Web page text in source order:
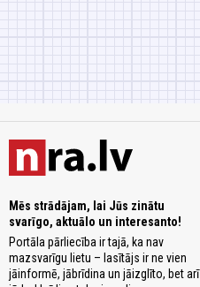
Mēs strādājam, lai Jūs zinātu
svarīgo, aktuālo un interesanto!
Portāla pārliecība ir tajā, ka nav
mazsvarīgu lietu – lasītājs ir ne vien
jāinformē, jābrīdina un jāizglīto, bet arī